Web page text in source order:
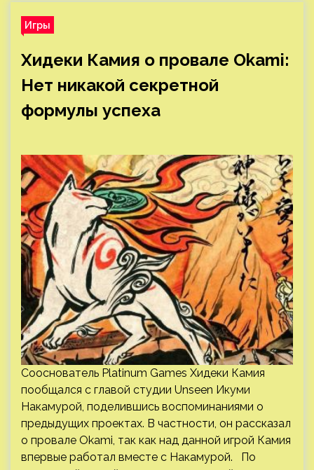
Игры
Хидеки Камия о провале Okami:
Нет никакой секретной
формулы успеха
Сооснователь Platinum Games Хидеки Камия
пообщался с главой студии Unseen Икуми
Накамурой, поделившись воспоминаниями о
предыдущих проектах. В частности, он рассказал
о провале Okami, так как над данной игрой Камия
впервые работал вместе с Накамурой. По